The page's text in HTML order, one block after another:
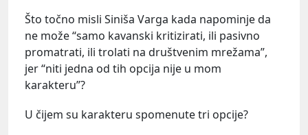
Što točno misli Siniša Varga kada napominje da
ne može “samo kavanski kritizirati, ili pasivno
promatrati, ili trolati na društvenim mrežama”,
jer “niti jedna od tih opcija nije u mom
karakteru”?
U čijem su karakteru spomenute tri opcije?